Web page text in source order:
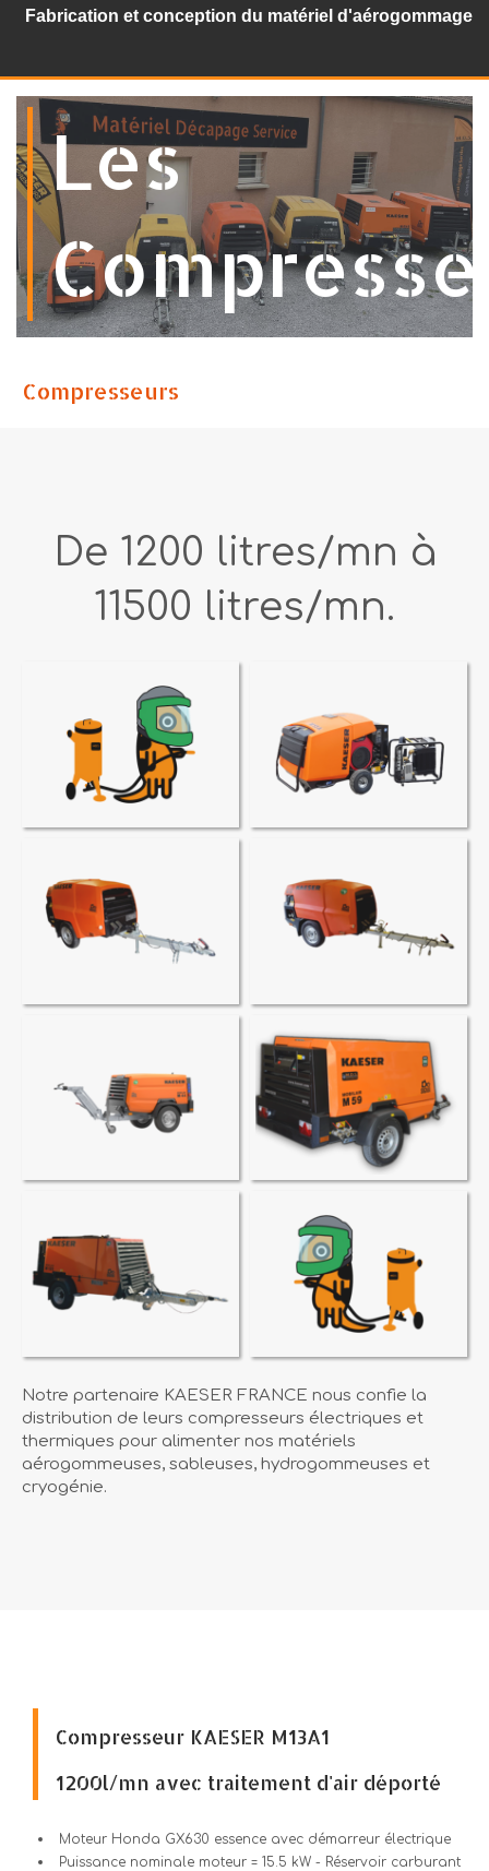
Fabrication et conception du matériel d'aérogommage
Les
Compresseurs
De 1200 litres/mn à
11500 litres/mn.
Notre partenaire KAESER FRANCE nous confie la
distribution de leurs compresseurs électriques et
thermiques pour alimenter nos matériels
aérogommeuses, sableuses, hydrogommeuses et
cryogénie.
Compresseur KAESER M13A1
1200l/mn avec traitement d'air déporté
Moteur Honda GX630 essence avec démarreur électrique
Puissance nominale moteur = 15.5 kW - Réservoir carburant